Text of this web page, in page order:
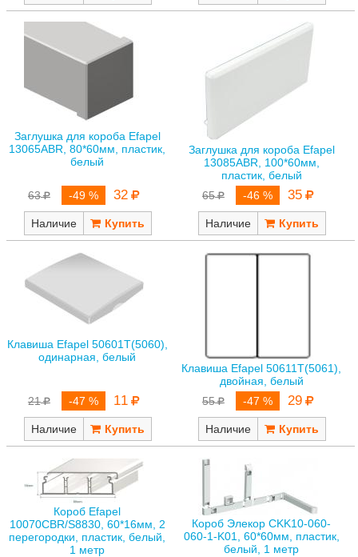
Заглушка для короба Efapel
13065ABR, 80*60мм, пластик,
белый
63 -49 % 32
Наличие
Заглушка для короба Efapel
13085ABR, 100*60мм,
пластик, белый
65
-46 % 35
Наличие
Клавиша Efapel 50601T(5060),
одинарная, белый
21 -47 % 11
Наличие
Клавиша Efapel 50611T(5061),
двойная, белый
55
-47 % 29
Наличие
Короб Efapel
10070CBR/S8830, 60*16мм, 2
перегородки, пластик, белый,
1 метр
Короб Элекор CKK10-060-
060-1-K01, 60*60мм, пластик,
белый, 1 метр